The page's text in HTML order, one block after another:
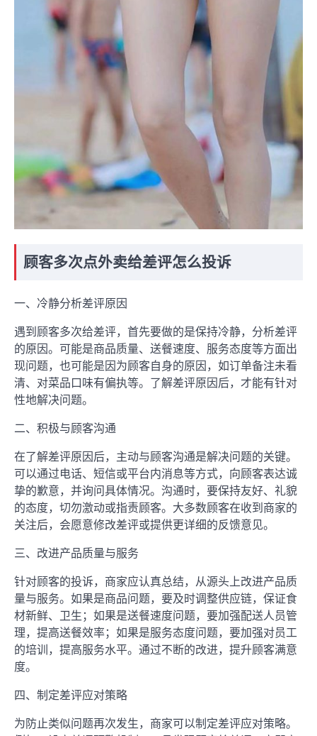
顾客多次点外卖给差评怎么投诉
一、冷静分析差评原因
遇到顾客多次给差评，首先要做的是保持冷静，分析差评
的原因。可能是商品质量、送餐速度、服务态度等方面出
现问题，也可能是因为顾客自身的原因，如订单备注未看
清、对菜品口味有偏执等。了解差评原因后，才能有针对
性地解决问题。
二、积极与顾客沟通
在了解差评原因后，主动与顾客沟通是解决问题的关键。
可以通过电话、短信或平台内消息等方式，向顾客表达诚
挚的歉意，并询问具体情况。沟通时，要保持友好、礼貌
的态度，切勿激动或指责顾客。大多数顾客在收到商家的
关注后，会愿意修改差评或提供更详细的反馈意见。
三、改进产品质量与服务
针对顾客的投诉，商家应认真总结，从源头上改进产品质
量与服务。如果是商品问题，要及时调整供应链，保证食
材新鲜、卫生；如果是送餐速度问题，要加强配送人员管
理，提高送餐效率；如果是服务态度问题，要加强对员工
的培训，提高服务水平。通过不断的改进，提升顾客满意
度。
四、制定差评应对策略
为防止类似问题再次发生，商家可以制定差评应对策略。